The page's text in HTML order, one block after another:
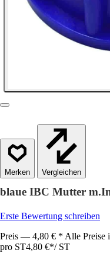
Vergleichen
blaue IBC Mutter
Erste Bewertung schreiben
Preis — 4,80 € * Alle Preise
pro ST4,80 €*/ ST